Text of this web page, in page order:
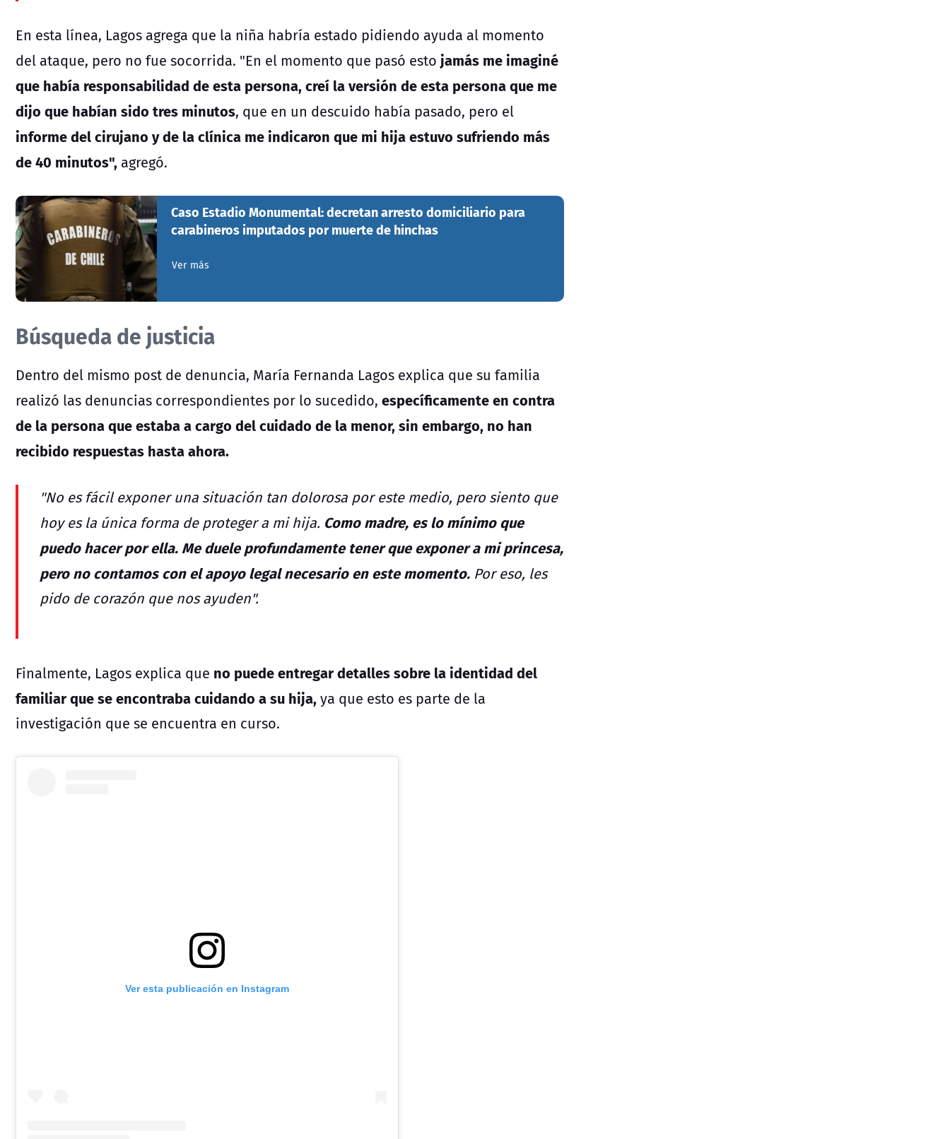
En esta línea, Lagos agrega que la niña habría estado pidiendo ayuda al momento
del ataque, pero no fue socorrida. "En el momento que pasó esto jamás me imaginé
que había responsabilidad de esta persona, creí la versión de esta persona que me
dijo que habían sido tres minutos, que en un descuido había pasado, pero el
informe del cirujano y de la clínica me indicaron que mi hija estuvo sufriendo más
de 40 minutos", agregó.
Caso Estadio Monumental: decretan arresto domiciliario para
carabineros imputados por muerte de hinchas
Ver más
Búsqueda de justicia
Dentro del mismo post de denuncia, María Fernanda Lagos explica que su familia
realizó las denuncias correspondientes por lo sucedido, específicamente en contra
de la persona que estaba a cargo del cuidado de la menor, sin embargo, no han
recibido respuestas hasta ahora.
"No es fácil exponer una situación tan dolorosa por este medio, pero siento que
hoy es la única forma de proteger a mi hija. Como madre, es lo mínimo que
puedo hacer por ella.Me duele profundamente tener que exponer a mi princesa,
pero no contamos con el apoyo legal necesario en este momento. Por eso, les
pido de corazón que nos ayuden".
Finalmente, Lagos explica que no puede entregar detalles sobre la identidad del
familiar que se encontraba cuidando a su hija,ya que esto es parte de la
investigación que se encuentra en curso.
Ver esta publicación en Instagram